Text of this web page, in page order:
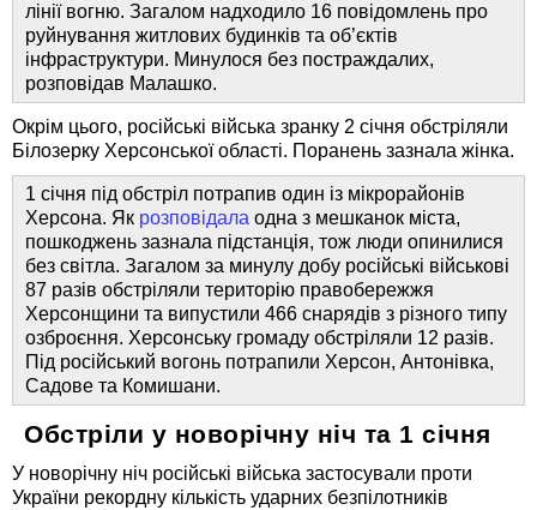
лінії вогню. Загалом надходило 16 повідомлень про
руйнування житлових будинків та об’єктів
інфраструктури. Минулося без постраждалих,
розповідав Малашко.
Окрім цього, російські війська зранку 2 січня обстріляли
Білозерку Херсонської області. Поранень зазнала жінка.
1 січня під обстріл потрапив один із мікрорайонів
Херсона. Як розповідала одна з мешканок міста,
пошкоджень зазнала підстанція, тож люди опинилися
без світла. Загалом за минулу добу російські військові
87 разів обстріляли територію правобережжя
Херсонщини та випустили 466 снарядів з різного типу
озброєння. Херсонську громаду обстріляли 12 разів.
Під російський вогонь потрапили Херсон, Антонівка,
Садове та Комишани.
Обстріли у новорічну ніч та 1 січня
У новорічну ніч російські війська застосували проти
України рекордну кількість ударних безпілотників